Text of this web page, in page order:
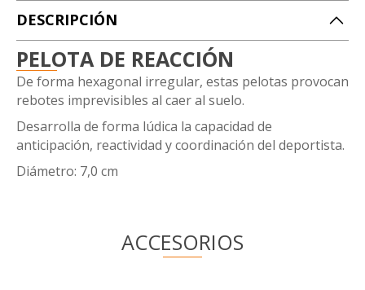
DESCRIPCIÓN
PELOTA DE REACCIÓN
De forma hexagonal irregular, estas pelotas provocan
rebotes imprevisibles al caer al suelo.
Desarrolla de forma lúdica la capacidad de
anticipación, reactividad y coordinación del deportista.
Diámetro: 7,0 cm
ACCESORIOS